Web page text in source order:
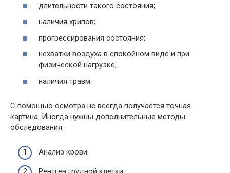
длительности такого состояния;
наличия хрипов;
прогрессирования состояния;
нехватки воздуха в спокойном виде и при
физической нагрузке;
наличия травм.
С помощью осмотра не всегда получается точная
картина. Иногда нужны дополнительные методы
обследования:
Анализ крови.